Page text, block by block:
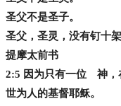
圣父不是圣子。
圣父，圣灵，没有钉十
提摩太前书
2:5 因为只有一位 神，
世为人的基督耶稣。